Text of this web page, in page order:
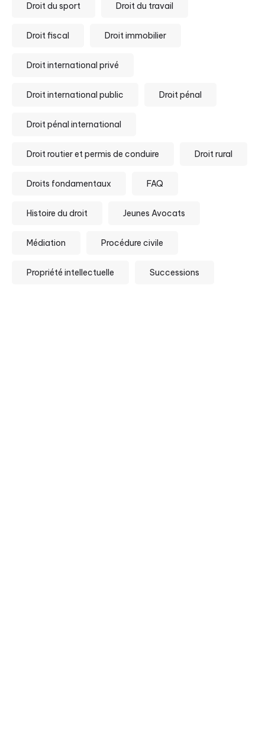
Droit du sport Droit du travail
Droit fiscal Droit immobilier
Droit international privé
Droit international public Droit pénal
Droit pénal international
Droit routier et permis de conduire Droit rural
Droits fondamentaux FAQ
Histoire du droit Jeunes Avocats
Médiation Procédure civile
Propriété intellectuelle Successions